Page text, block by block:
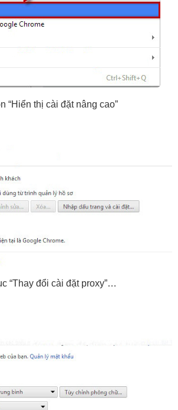
“Hiển thị cài đặt nâng cao”
“Thay đổi cài đặt proxy”…